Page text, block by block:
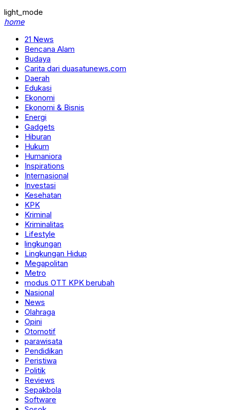
light_mode
home
21 News
Bencana Alam
Budaya
Carita dari duasatunews.com
Daerah
Edukasi
Ekonomi
Ekonomi & Bisnis
Energi
Gadgets
Hiburan
Hukum
Humaniora
Inspirations
Internasional
Investasi
Kesehatan
KPK
Kriminal
Kriminalitas
Lifestyle
lingkungan
Lingkungan Hidup
Megapolitan
Metro
modus OTT KPK berubah
Nasional
News
Olahraga
Opini
Otomotif
parawisata
Pendidikan
Peristiwa
Politik
Reviews
Sepakbola
Software